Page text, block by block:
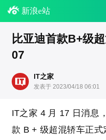
新浪e站
比亚迪首款B+级
07
IT之家
发表于 2023/04/18 06:01
IT之家 4 月 17 日消息，
款 B + 级超混轿车正式